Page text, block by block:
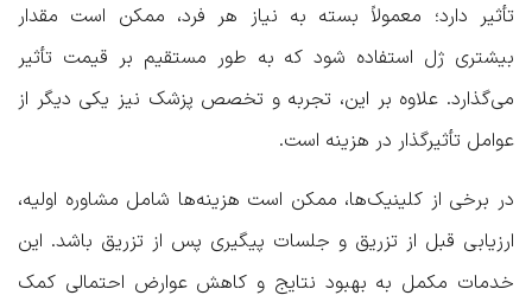
تأثیر دارد؛ معمولاً بسته به نیاز هر فرد، ممکن است مقدار
بیشتری ژل استفاده شود که به طور مستقیم بر قیمت تأثیر
می‌گذارد. علاوه بر این، تجربه و تخصص پزشک نیز یکی دیگر از
عوامل تأثیرگذار در هزینه است.
در برخی از کلینیک‌ها، ممکن است هزینه‌ها شامل مشاوره اولیه،
ارزیابی قبل از تزریق و جلسات پیگیری پس از تزریق باشد. این
خدمات مکمل به بهبود نتایج و کاهش عوارض احتمالی کمک